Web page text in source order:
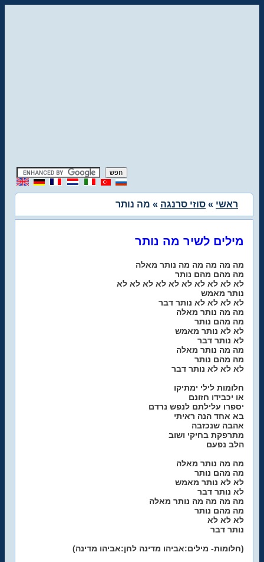
ראשי » סוזי סרנגה » מה נותר
מילים לשיר מה נותר
מה מה מה מה מה נותר מאלה
מה מהם מהם נותר
לא לא לא לא לא לא לא לא לא לא
נותר מאמש
לא לא לא לא נותר דבר
מה מה נותר מאלה
מה מהם נותר
לא לא נותר מאמש
לא נותר דבר
מה מה נותר מאלה
מה מהם נותר
לא לא לא נותר דבר
חלומות לילי ימתיקו
או יכבידו חזונם
יספרו עלילתם לנפש נרדם
בא אחד הנה ראיתי
אהבה שנכזבה
מתרפקת בחיקי ושוב
הלב נפעם
מה מה נותר מאלה
מה מהם נותר
לא לא נותר מאמש
לא נותר דבר
מה מה מה מה נותר מאלה
מה מהם נותר
לא לא לא
נותר דבר
(חלומות- מילים:אביהו מדינה לחן:אביהו מדינה)